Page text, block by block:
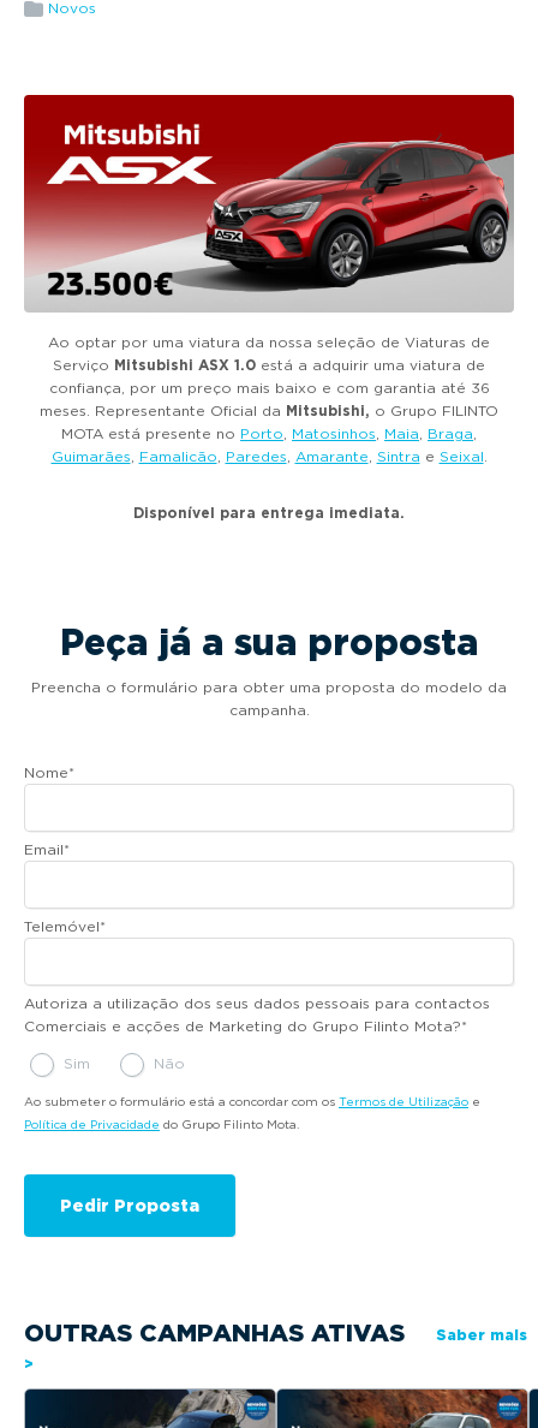
g
i
n
Novos
Ao optar por uma viatura da nossa seleção de Viaturas de
Serviço Mitsubishi ASX 1.0 está a adquirir uma viatura de
confiança, por um preço mais baixo e com garantia até 36
meses. Representante Oficial da Mitsubishi, o Grupo FILINTO
MOTA está presente no Porto, Matosinhos, Maia, Braga,
Guimarães, Famalicão, Paredes, Amarante, Sintra e Seixal.
Disponível para entrega imediata.
Peça já a sua proposta
Preencha o formulário para obter uma proposta do modelo da
campanha.
Nome*
Email*
Telemóvel*
Autoriza a utilização dos seus dados pessoais para contactos
Comerciais e acções de Marketing do Grupo Filinto Mota?*
Sim Não
Ao submeter o formulário está a concordar com os Termos de Utilização e
Política de Privacidade do Grupo Filinto Mota.
OUTRAS CAMPANHAS ATIVAS
Saber mais
>